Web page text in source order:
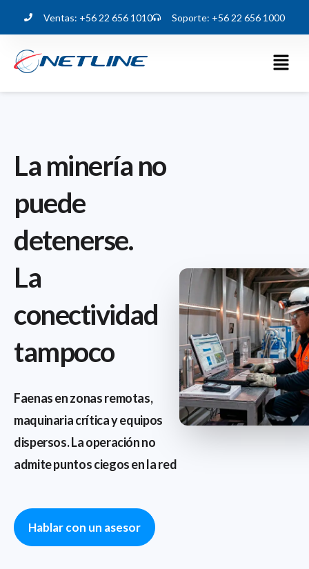
Ventas: +56 22 656 1010 Soporte: +56 22 656 1000
La minería no
puede
detenerse.
La
conectividad
tampoco
Faenas en zonas remotas,
maquinaria crítica y equipos
dispersos. La operación no
admite puntos ciegos en la red
Hablar con un asesor